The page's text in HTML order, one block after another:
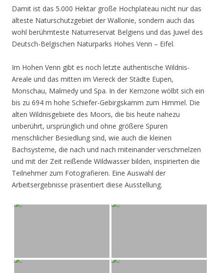
Damit ist das 5.000 Hektar große Hochplateau nicht nur das
älteste Naturschutzgebiet der Wallonie, sondern auch das
wohl berühmteste Naturreservat Belgiens und das Juwel des
Deutsch-Belgischen Naturparks Hohes Venn – Eifel.
Im Hohen Venn gibt es noch letzte authentische Wildnis-
Areale und das mitten im Viereck der Städte Eupen,
Monschau, Malmedy und Spa. In der Kernzone wölbt sich ein
bis zu 694 m hohe Schiefer-Gebirgskamm zum Himmel. Die
alten Wildnisgebiete des Moors, die bis heute nahezu
unberührt, ursprünglich und ohne größere Spuren
menschlicher Besiedlung sind, wie auch die kleinen
Bachsysteme, die nach und nach miteinander verschmelzen
und mit der Zeit reißende Wildwasser bilden, inspirierten die
Teilnehmer zum Fotografieren. Eine Auswahl der
Arbeitsergebnisse präsentiert diese Ausstellung.